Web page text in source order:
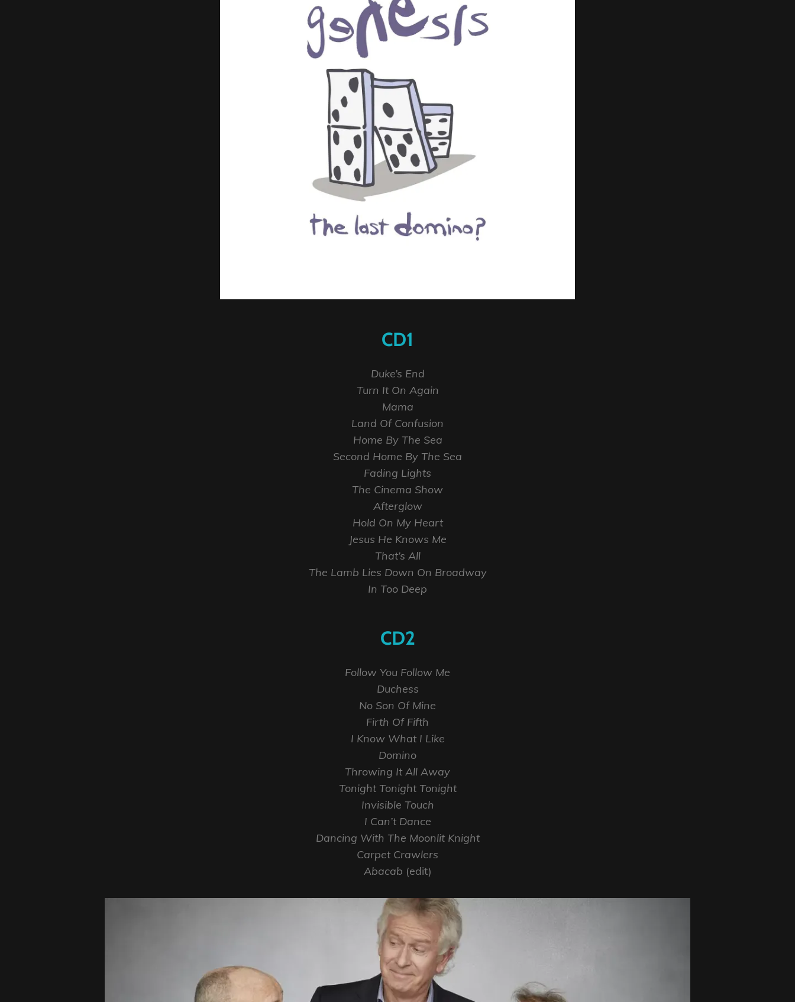
CD1
Duke’s End
Turn It On Again
Mama
Land Of Confusion
Home By The Sea
Second Home By The Sea
Fading Lights
The Cinema Show
Afterglow
Hold On My Heart
Jesus He Knows Me
That’s All
The Lamb Lies Down On Broadway
In Too Deep
CD2
Follow You Follow Me
Duchess
No Son Of Mine
Firth Of Fifth
I Know What I Like
Domino
Throwing It All Away
Tonight Tonight Tonight
Invisible Touch
I Can’t Dance
Dancing With The Moonlit Knight
Carpet Crawlers
Abacab (edit)